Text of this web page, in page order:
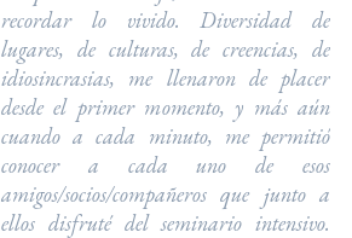
recordar lo vivido. Diversidad de
lugares, de culturas, de creencias, de
idiosincrasias, me llenaron de placer
desde el primer momento, y más aún
cuando a cada minuto, me permitió
conocer a cada uno de esos
amigos/socios/compañeros que junto a
ellos disfruté del seminario intensivo.